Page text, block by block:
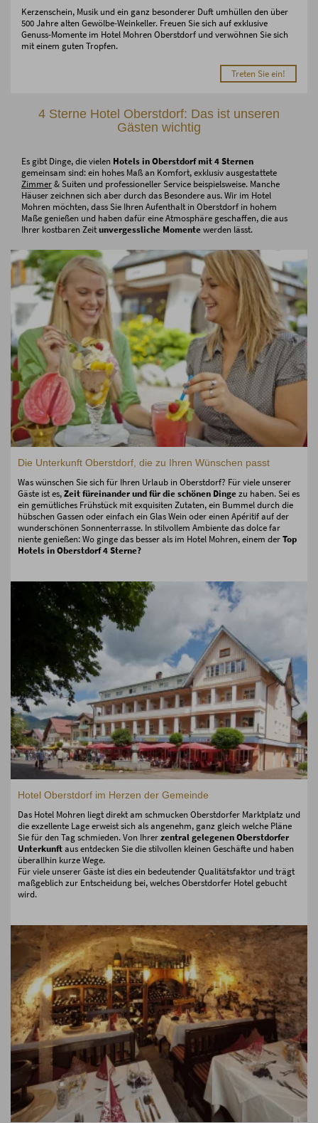
Kerzenschein, Musik und ein ganz besonderer Duft umhüllen den über
500 Jahre alten Gewölbe-Weinkeller. Freuen Sie sich auf exklusive
Genuss-Momente im Hotel Mohren Oberstdorf und verwöhnen Sie sich
mit einem guten Tropfen.
Treten Sie ein!
4 Sterne Hotel Oberstdorf: Das ist unseren
Gästen wichtig
Es gibt Dinge, die vielen Hotels in Oberstdorf mit 4 Sternen
gemeinsam sind: ein hohes Maß an Komfort, exklusiv ausgestattete
Zimmer& Suiten und professioneller Service beispielsweise. Manche
Häuser zeichnen sich aber durch das Besondere aus. Wir im Hotel
Mohren möchten, dass Sie Ihren Aufenthalt in Oberstdorf in hohem
Maße genießen und haben dafür eine Atmosphäre geschaffen, die aus
Ihrer kostbaren Zeitunvergessliche Momentewerden lässt.
Die Unterkunft Oberstdorf, die zu Ihren Wünschen passt
Was wünschen Sie sich für Ihren Urlaub in Oberstdorf? Für viele unserer
Gäste ist es,Zeit füreinander und für die schönen Dingezu haben. Sei es
ein gemütliches Frühstück mit exquisiten Zutaten, ein Bummel durch die
hübschen Gassen oder einfach ein Glas Wein oder einen Apéritif auf der
wunderschönen Sonnenterrasse. In stilvollem Ambiente das dolce far
niente genießen: Wo ginge das besser als im Hotel Mohren, einem derTop
Hotels in Oberstdorf 4 Sterne?
Hotel Oberstdorf im Herzen der Gemeinde
Das Hotel Mohren liegt direkt am schmucken Oberstdorfer Marktplatz und
die exzellente Lage erweist sich als angenehm, ganz gleich welche Pläne
Sie für den Tag schmieden. Von Ihrerzentral gelegenen Oberstdorfer
Unterkunftaus entdecken Sie die stilvollen kleinen Geschäfte und haben
überallhin kurze Wege.
Für viele unserer Gäste ist dies ein bedeutender Qualitätsfaktor und trägt
maßgeblich zur Entscheidung bei, welches Oberstdorfer Hotel gebucht
wird.